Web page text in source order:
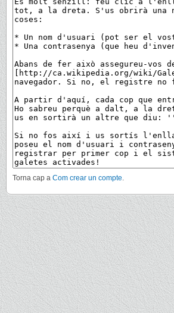
Torna cap a Com crear un compte.